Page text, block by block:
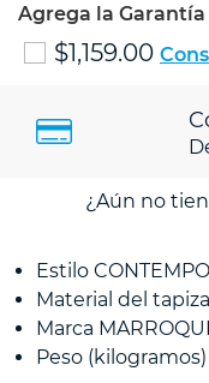
Agrega la
$1,159.00
¿Aún no
Estilo
Material del
Marca
Peso